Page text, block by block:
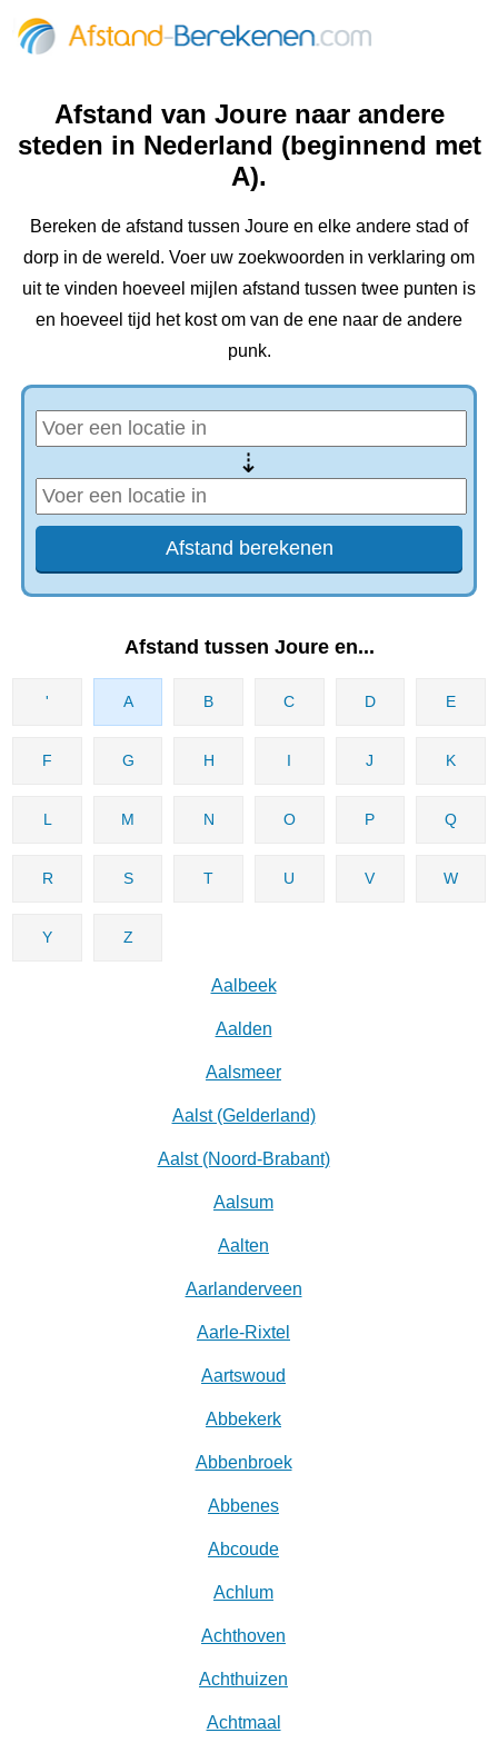
Afstand van Joure naar andere
steden in Nederland (beginnend met
A).
Bereken de afstand tussen Joure en elke andere stad of
dorp in de wereld. Voer uw zoekwoorden in verklaring om
uit te vinden hoeveel mijlen afstand tussen twee punten is
en hoeveel tijd het kost om van de ene naar de andere
punk.
⇢
Afstand tussen Joure en...
' A B C D E
F G H I J K
L M N O P Q
R S T U V W
Y Z
Aalbeek
Aalden
Aalsmeer
Aalst (Gelderland)
Aalst (Noord-Brabant)
Aalsum
Aalten
Aarlanderveen
Aarle-Rixtel
Aartswoud
Abbekerk
Abbenbroek
Abbenes
Abcoude
Achlum
Achthoven
Achthuizen
Achtmaal